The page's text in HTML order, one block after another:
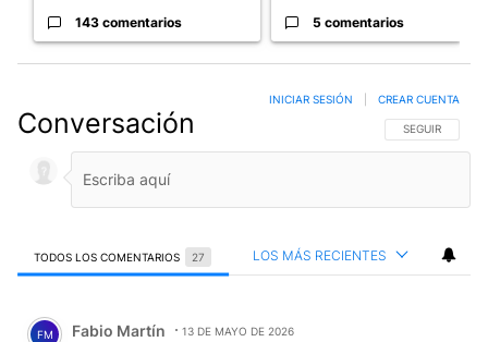
143 comentarios 5 comentarios
Conversación SIGA ESTA
SEGUIR
INICIAR SESIÓN CREAR CUENTA
TODOS LOS COMENTARIOS 27 LOS MÁS RECIENTES
Comentario de Fabio Martín.
FM Fabio Martín 13 DE MAYO DE 2026